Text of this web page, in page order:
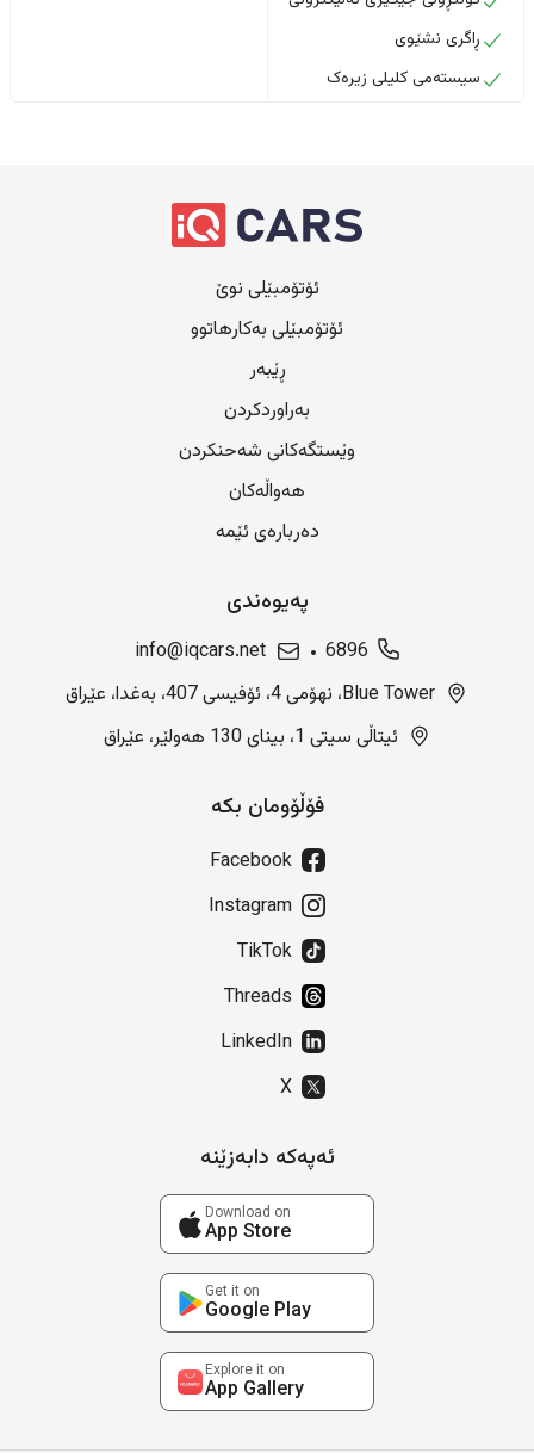
ڕاگری نشێوی
سیستەمی کلیلی زیرەک
ئۆتۆمبێلی نوێ
ئۆتۆمبێلی بەکارهاتوو
ڕێبەر
بەراوردکردن
وێستگەکانی شەحنکردن
هەواڵەکان
دەربارەی ئێمە
پەیوەندی
6896
info@iqcars.net
Blue Tower، نهۆمی 4، ئۆفیسی 407، بەغدا، عێراق
ئیتاڵی سیتی 1، بینای 130 هەولێر، عێراق
فۆڵۆومان بکە
Facebook
Instagram
TikTok
Threads
LinkedIn
X
ئەپەکە دابەزێنە
Download on
App Store
Get it on
Google Play
Explore it on
App Gallery